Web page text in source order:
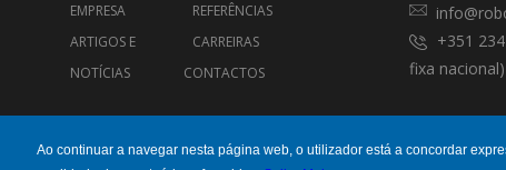
Ao continuar a navegar nesta página web, o utilizador está a concordar
EMPRESA
REFERÊNCIAS
ARTIGOS E
NOTÍCIAS
CARREIRAS
CONTACTOS
+351
fixa nacional)